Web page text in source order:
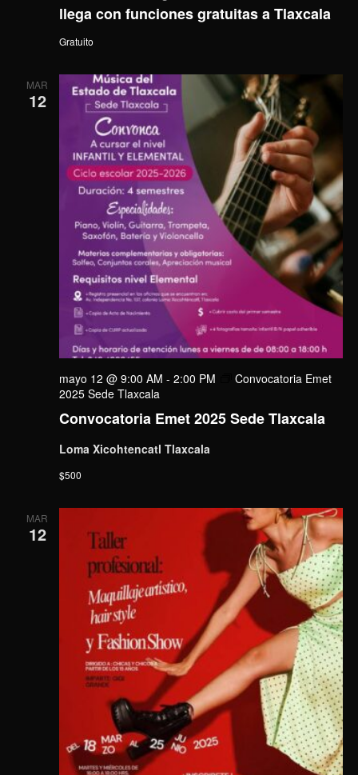
llega con funciones gratuitas a Tlaxcala
Gratuito
MAR
12
Convocatoria Emet 2025 Sede Tlaxcala
mayo 12 @ 9:00 AM - 2:00 PM
Convocatoria Emet
2025 Sede Tlaxcala
Loma Xicohtencatl Tlaxcala
$500
MAR
12